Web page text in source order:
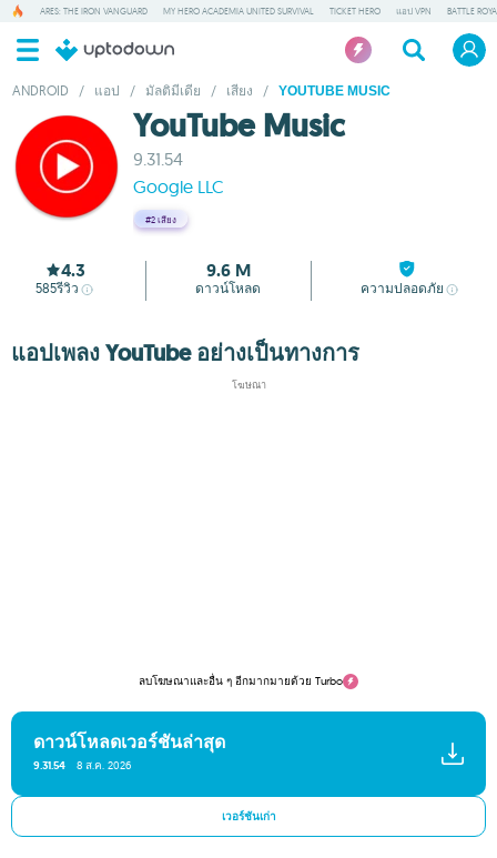
ARES: THE IRON VANGUARD MY HERO ACADEMIA UNITED SURVIVAL TICKET HERO แอป VPN BATTLE
ANDROID / แอป / มัลติมีเดีย / เสียง / YOUTUBE MUSIC
YouTube Music
9.31.54
Google LLC
#2 เสียง
4.3
585รีวิว
9.6 M
ดาวน์โหลด ความปลอดภัย
แอปเพลง YouTube อย่างเป็นทางการ
โฆษณา
ลบโฆษณาและอื่น ๆ อีกมากมายด้วย Turbo
ดาวน์โหลดเวอร์ชันล่าสุด
9.31.54 8 ส.ค. 2026
เวอร์ชันเก่า